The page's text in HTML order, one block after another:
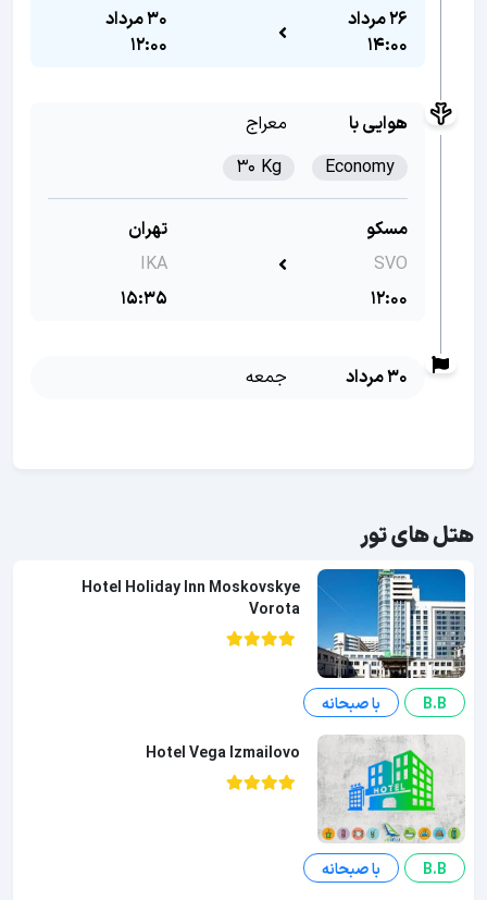
26 مرداد
14:00
30 مرداد
12:00
هوایی با
معراج
Economy
30 Kg
مسکو
SVO
12:00
تهران
IKA
15:35
30 مرداد جمعه
هتل های تور
Hotel Holiday Inn Moskovskye
Vorota
B.B با صبحانه
Hotel Vega Izmailovo
B.B با صبحانه